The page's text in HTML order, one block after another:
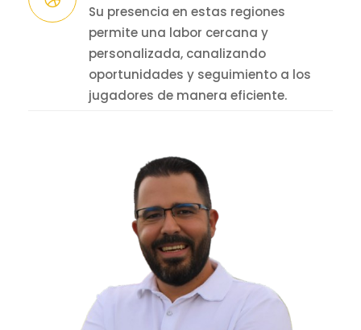
Su presencia en estas regiones
permite una labor cercana y
personalizada, canalizando
oportunidades y seguimiento a los
jugadores de manera eficiente.